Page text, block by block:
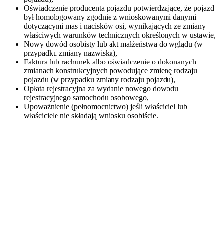
Oświadczenie producenta pojazdu potwierdzające, że pojazd
był homologowany zgodnie z wnioskowanymi danymi
dotyczącymi mas i nacisków osi, wynikających ze zmiany
właściwych warunków technicznych określonych w ustawie,
Nowy dowód osobisty lub akt małżeństwa do wglądu (w
przypadku zmiany nazwiska),
Faktura lub rachunek albo oświadczenie o dokonanych
zmianach konstrukcyjnych powodujące zmienę rodzaju
pojazdu (w przypadku zmiany rodzaju pojazdu),
Opłata rejestracyjna za wydanie nowego dowodu
rejestracyjnego samochodu osobowego,
Upoważnienie (pełnomocnictwo) jeśli właściciel lub
właściciele nie składają wniosku osobiście.